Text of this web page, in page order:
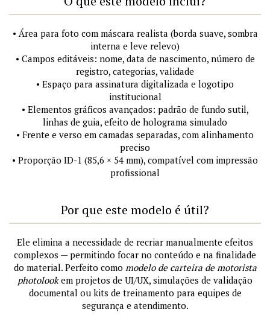
• Área para foto com máscara realista (borda suave, sombra
interna e leve relevo)
• Campos editáveis: nome, data de nascimento, número de
registro, categorias, validade
• Espaço para assinatura digitalizada e logotipo
institucional
• Elementos gráficos avançados: padrão de fundo sutil,
linhas de guia, efeito de holograma simulado
• Frente e verso em camadas separadas, com alinhamento
preciso
• Proporção ID-1 (85,6 × 54 mm), compatível com impressão
profissional
Por que este modelo é útil?
Ele elimina a necessidade de recriar manualmente efeitos
complexos — permitindo focar no conteúdo e na finalidade
do material. Perfeito como modelo de carteira de motorista
photolookem projetos de UI/UX, simulações de validação
documental ou kits de treinamento para equipes de
segurança e atendimento.